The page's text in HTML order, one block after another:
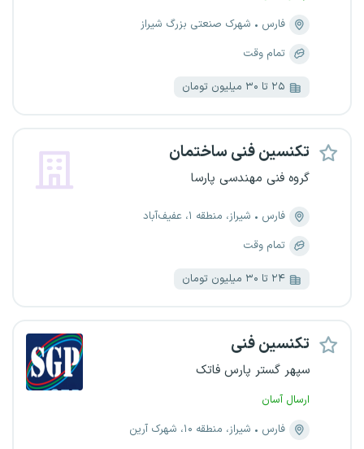
فارس
شهرک صنعتی بزرگ شیراز
تمام وقت
۲۵ تا ۳۰ میلیون تومان
تکنسین فنی ساختمان
گروه فنی مهندسی پارسا
فارس
شیراز، منطقه ۱، عفیف‌آباد
تمام وقت
۲۴ تا ۳۰ میلیون تومان
تکنسین فنی
سپهر گستر پارس فاتک
ارسال آسان
فارس
شیراز، منطقه ۱۰، شهرک آرین